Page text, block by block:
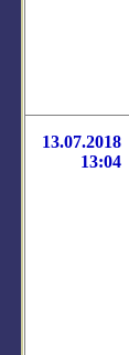
13.07.2018
13:04